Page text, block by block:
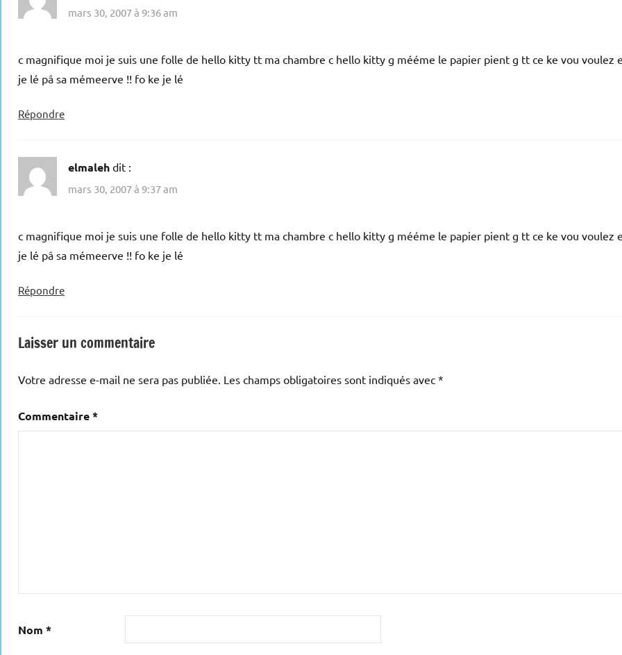
mars 30, 2007 à 9:36 am
c magnifique moi je suis une folle de hello kitty tt ma chambre c hello kitty g mééme le papier pient g tt ce ke vou voulez
je lé pâ sa mémeerve !! fo ke je lé
Répondre
elmaleh dit :
mars 30, 2007 à 9:37 am
c magnifique moi je suis une folle de hello kitty tt ma chambre c hello kitty g mééme le papier pient g tt ce ke vou voulez
je lé pâ sa mémeerve !! fo ke je lé
Répondre
Laisser un commentaire
Votre adresse e-mail ne sera pas publiée. Les champs obligatoires sont indiqués avec *
Commentaire*
Nom *